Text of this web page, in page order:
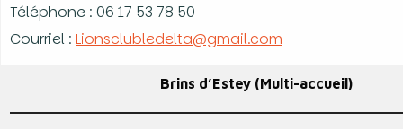
Téléphone : 06 17 53 78 50
Courriel : Lionsclubledelta@gmail.com
Brins d’Estey (Multi-accueil)